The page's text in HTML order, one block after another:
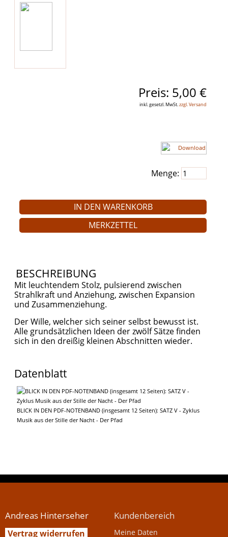
Preis: 5,00 €
inkl. gesetzl. MwSt.zzgl. Versand
Menge:
IN DEN WARENKORB
MERKZETTEL
BESCHREIBUNG
Mit leuchtendem Stolz, pulsierend zwischen
Strahlkraft und Anziehung, zwischen Expansion
und Zusammenziehung.
Der Wille, welcher sich seiner selbst bewusst ist.
Alle grundsätzlichen Ideen der zwölf Sätze finden
sich in den dreißig kleinen Abschnitten wieder.
Datenblatt
BLICK IN DEN PDF-NOTENBAND (insgesamt 12 Seiten): SATZ V - Zyklus
Musik aus der Stille der Nacht - Der Pfad
Andreas Hinterseher Kundenbereich
Meine Daten